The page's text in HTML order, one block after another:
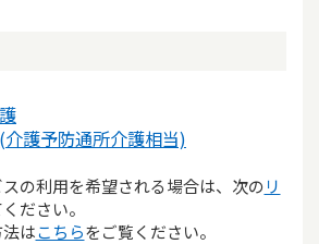
護予防通所介護相当)
の利用を希望される場合は、次のリ
ださい。
はこちらをご覧ください。